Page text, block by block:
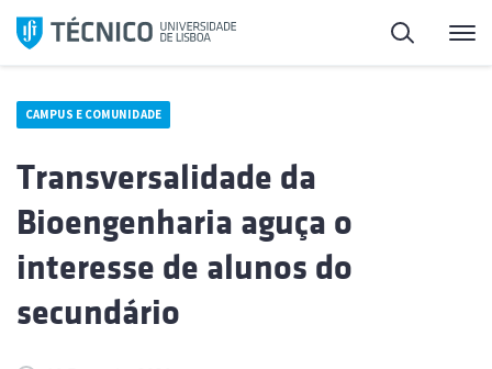
Saltar
para
Pesquisa
CAMPUS E COMUNIDADE
Transversalidade da
Bioengenharia aguça o
interesse de alunos do
secundário